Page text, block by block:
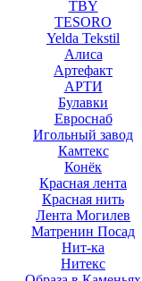
TBY
TESORO
Yelda Tekstil
Алиса
Артефакт
АРТИ
Булавки
Евроснаб
Игольный завод
Камтекс
Конёк
Красная лента
Красная нить
Лента Могилев
Матренин Посад
Нит-ка
Нитекс